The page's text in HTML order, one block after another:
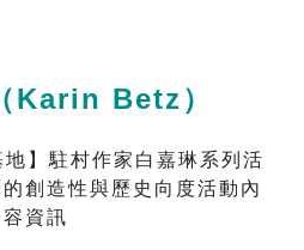
（Karin Betz）